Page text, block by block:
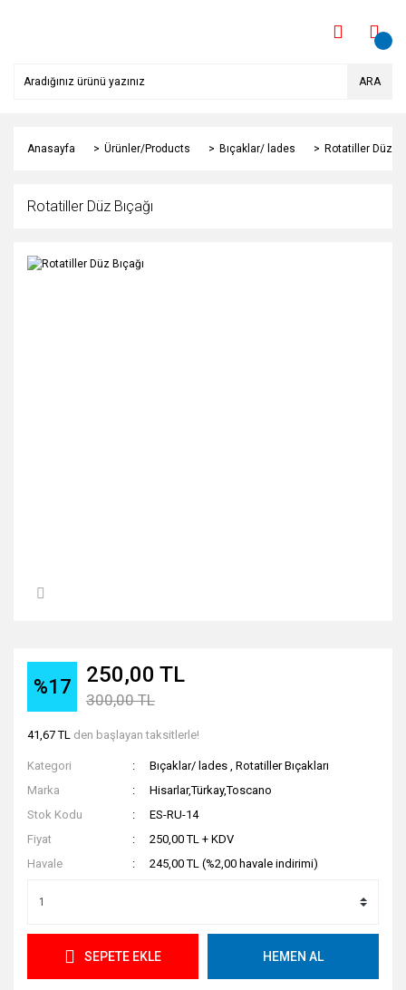
ARA
Anasayfa Ürünler/Products Bıçaklar/ lades Rotatiller Düz
Rotatiller Düz Bıçağı
%17 250,00 TL
300,00 TL
41,67 TL den başlayan taksitlerle!
Kategori Bıçaklar/ lades ,Rotatiller Bıçakları
Marka
Hisarlar,Türkay,Toscano
Stok Kodu
ES-RU-14
Fiyat
250,00 TL + KDV
Havale
245,00 TL (%2,00 havale indirimi)
SEPETE EKLE HEMEN AL